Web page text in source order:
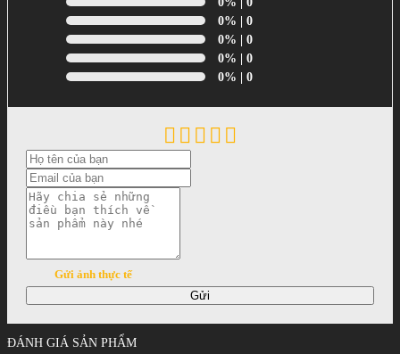
0% | 0
0% | 0
0% | 0
0% | 0
Gửi ảnh thực tế
Gửi
ĐÁNH GIÁ SẢN PHẨM